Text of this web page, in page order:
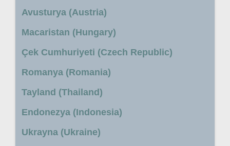
Avusturya (Austria)
Macaristan (Hungary)
Çek Cumhuriyeti (Czech Republic)
Romanya (Romania)
Tayland (Thailand)
Endonezya (Indonesia)
Ukrayna (Ukraine)